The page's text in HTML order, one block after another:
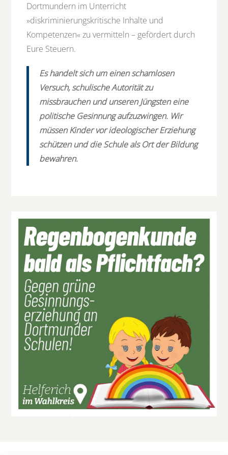
Dortmundern im Unterricht
»diskriminierungskritische Inhalte und
Kompetenzen« zu vermitteln – gefördert durch
Eure Steuern.
Es handelt sich um einen schamlosen
Versuch, schulische Autorität zu
missbrauchen und unseren Jüngsten eine
politische Gesinnung aufzuzwingen. Wir
müssen Kinder vor ideologischer Erziehung
schützen und die Schule als Ort der Bildung
bewahren.